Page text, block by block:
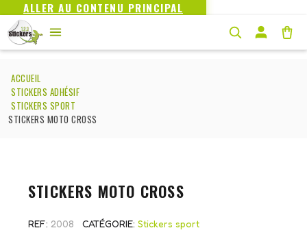
ALLER AU CONTENU PRINCIPAL
ACCUEIL
STICKERS ADHÉSIF
STICKERS SPORT
STICKERS MOTO CROSS
STICKERS MOTO CROSS
REF 2008 CATÉGORIE Stickers sport